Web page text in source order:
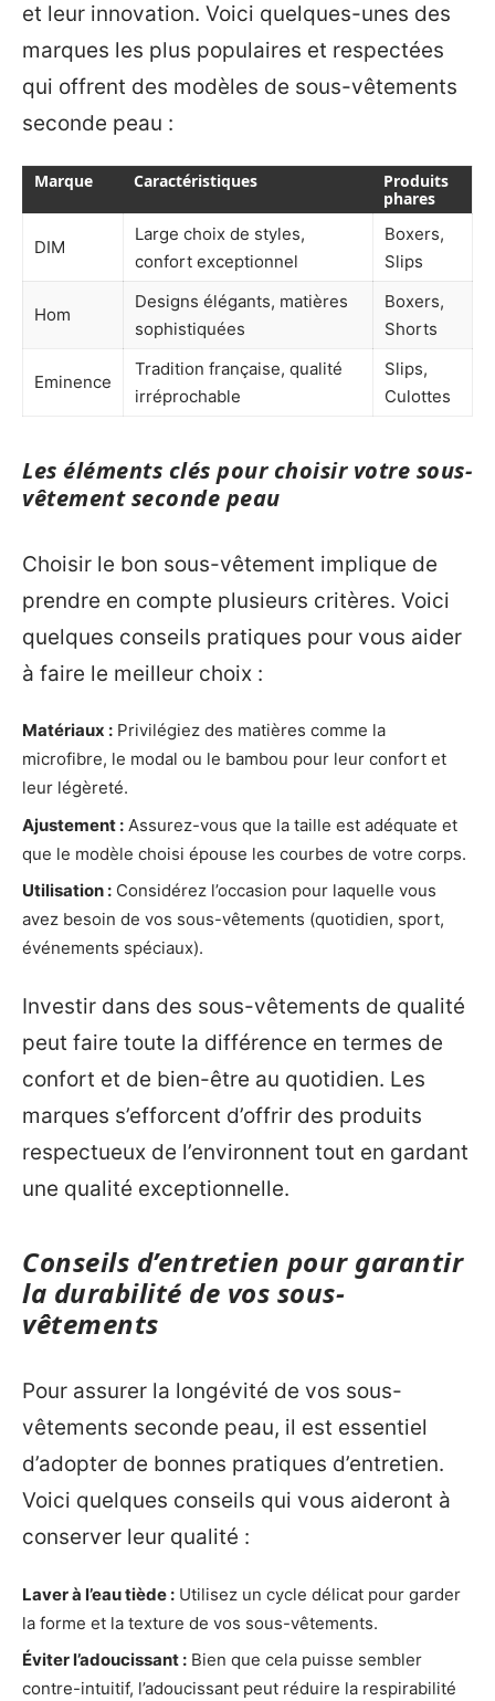
et leur innovation. Voici quelques-unes des
marques les plus populaires et respectées
qui offrent des modèles de sous-vêtements
seconde peau :
Marque Caractéristiques
Produits
phares
DIM
Large choix de styles,
confort exceptionnel
Boxers,
Slips
Hom
Designs élégants, matières
sophistiquées
Boxers,
Shorts
Eminence
Tradition française, qualité
irréprochable
Slips,
Culottes
Les éléments clés pour choisir votre sous-
vêtement seconde peau
Choisir le bon sous-vêtement implique de
prendre en compte plusieurs critères. Voici
quelques conseils pratiques pour vous aider
à faire le meilleur choix :
Matériaux : Privilégiez des matières comme la
microfibre, le modal ou le bambou pour leur confort et
leur légèreté.
Ajustement : Assurez-vous que la taille est adéquate et
que le modèle choisi épouse les courbes de votre corps.
Utilisation : Considérez l’occasion pour laquelle vous
avez besoin de vos sous-vêtements (quotidien, sport,
événements spéciaux).
Investir dans des sous-vêtements de qualité
peut faire toute la différence en termes de
confort et de bien-être au quotidien. Les
marques s’efforcent d’offrir des produits
respectueux de l’environnent tout en gardant
une qualité exceptionnelle.
Conseils d’entretien pour garantir
la durabilité de vos sous-
vêtements
Pour assurer la longévité de vos sous-
vêtements seconde peau, il est essentiel
d’adopter de bonnes pratiques d’entretien.
Voici quelques conseils qui vous aideront à
conserver leur qualité :
Laver à l’eau tiède : Utilisez un cycle délicat pour garder
la forme et la texture de vos sous-vêtements.
Éviter l’adoucissant : Bien que cela puisse sembler
contre-intuitif, l’adoucissant peut réduire la respirabilité